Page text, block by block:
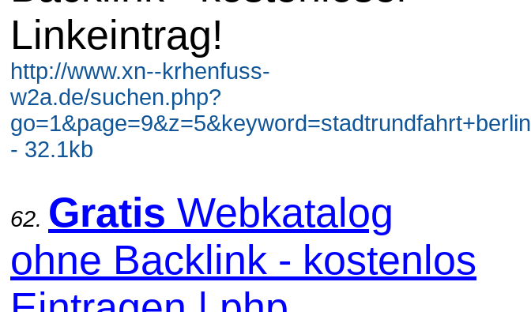
Linkeintrag!
http://www.xn--krhenfuss-
w2a.de/suchen.php?
go=1&page=9&z=5&keyword=stadtrundfahrt+berlin
- 32.1kb
62. Gratis Webkatalog
ohne Backlink - kostenlos